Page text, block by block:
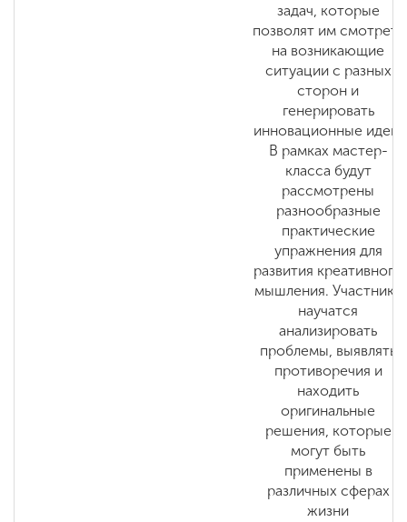
задач, которые
позволят им смотреть
на возникающие
ситуации с разных
сторон и
генерировать
инновационные идеи.
В рамках мастер-
класса будут
рассмотрены
разнообразные
практические
упражнения для
развития креативного
мышления. Участники
научатся
анализировать
проблемы, выявлять
противоречия и
находить
оригинальные
решения, которые
могут быть
применены в
различных сферах
жизни